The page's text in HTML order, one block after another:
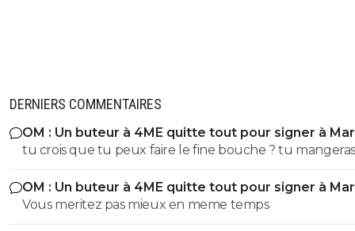
DERNIERS COMMENTAIRES
OM : Un buteur à 4ME quitte tout pour signer à
tu crois que tu peux faire le fine bouche ? tu mangeras la
malbouffe qu'on te donnera. Point.
OM : Un buteur à 4ME quitte tout pour signer à
Vous meritez pas mieux en meme temps